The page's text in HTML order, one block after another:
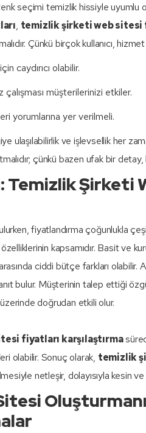
seçimi temizlik hissiyle uyumlu
, temizlik şirketi web sitesi
Çünkü birçok kullanıcı,
caydırıcı olabilir.
müşterilerinizi etkiler.
yorumlarına yer verilmeli.
ulaşılabilirlik ve işlevsellik her
çünkü bazen ufak bir detay,
Temizlik Şirketi
fiyatlandırma çoğunlukla
kapsamıdır. Basit ve
ciddi bütçe farkları olabilir.
bulur. Müşterinin talep ettiği
doğrudan etkili olur.
fiyatları karşılaştırma
olabilir. Sonuç olarak, temizlik
netleşir, dolayısıyla